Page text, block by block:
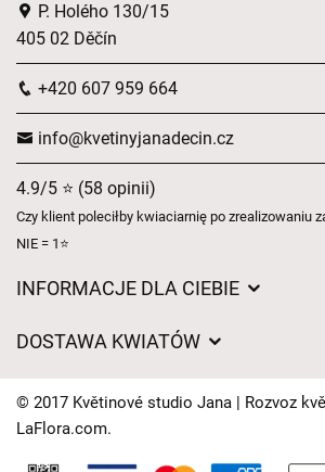
P. Holého 130/15
405 02 Děčín
+420 607 959 664
info@kvetinyjanadecin.cz
4.9/5 ⭐ (58 opinii)
Czy klient poleciłby kwiaciarnię po zrealizowaniu
NIE = 1⭐
INFORMACJE DLA CIEBIE
Czasy dostawy kwiatów – przegląd
DOSTAWA KWIATÓW
Gdzie dostarczamy kwiaty
© 2017 Květinové studio Jana | Rozvoz
LaFlora.com.